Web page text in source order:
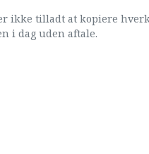
er ikke tilladt at kopiere
i dag uden aftale.